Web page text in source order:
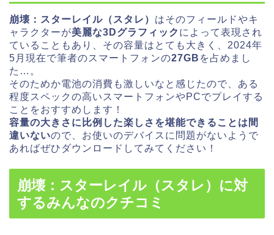
崩壊：スターレイル（スタレ） はそのフィールドやキ
ャラクターが美麗な3Dグラフィック によって表現され
ていることもあり、その容量はとても大きく、2024年
5月現在で筆者のスマートフォンの27GB を占めまし
た…。
そのためか電池の消費も激しいなと感じたので、ある
程度スペックの高いスマートフォンやPCでプレイする
ことをおすすめします！
容量の大きさに比例した楽しさを堪能できることは間
違いないので、お使いのデバイスに問題がないようで
あればぜひダウンロードしてみてください！
崩壊：スターレイル（スタレ）に対
するみんなのクチコミ